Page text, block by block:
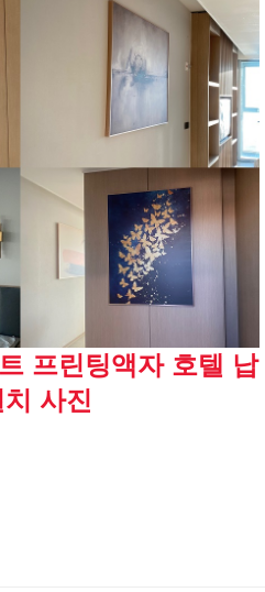
프린팅액자 호텔 납
사진